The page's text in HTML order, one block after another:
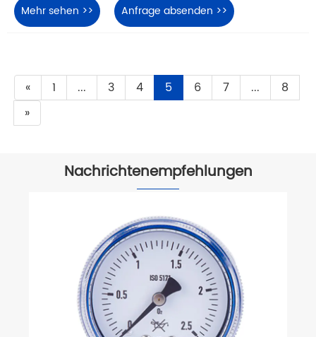
Mehr sehen >> Anfrage absenden >>
« 1 ... 3 4 5 6 7 ...
8
»
Nachrichtenempfehlungen